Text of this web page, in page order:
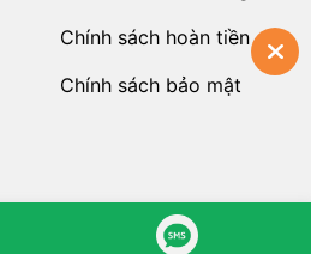
Chính sách hoàn tiền
Chính sách bảo mật